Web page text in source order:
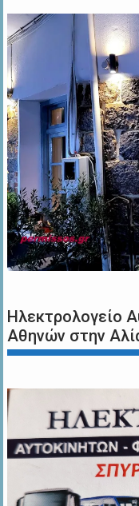
Ηλεκτρολογείο
Αθηνών στην